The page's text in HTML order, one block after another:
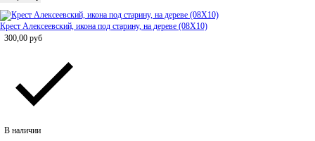
Крест Алексеевский, икона под старину, на дереве (08Х10)
300,00 руб
В наличии